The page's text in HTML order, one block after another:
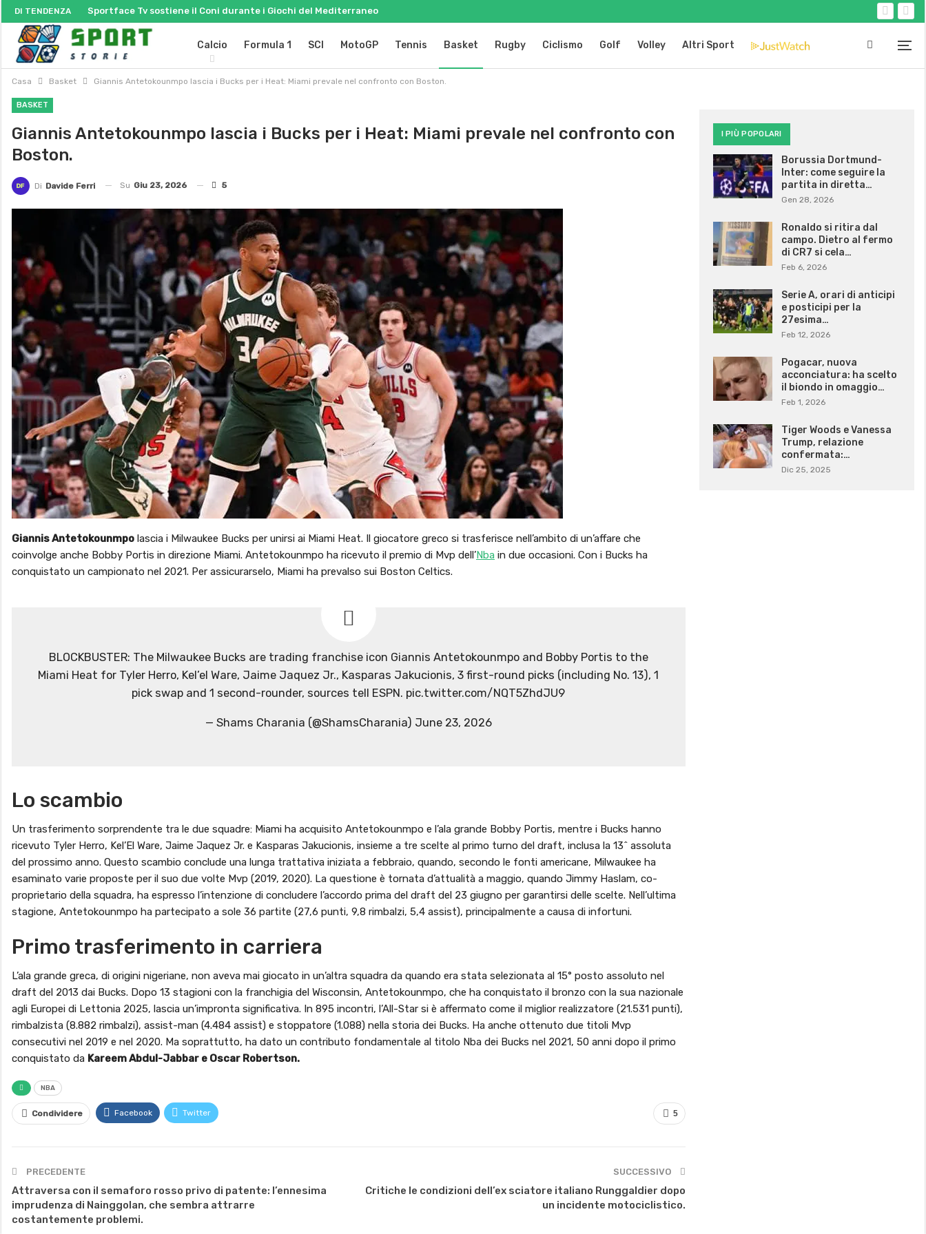
DI TENDENZA Sportface Tv sostiene il Coni durante i Giochi del Mediterraneo
Calcio Formula 1 SCI MotoGP Tennis Basket Rugby Ciclismo Golf Volley Altri Sport
Casa Basket Giannis Antetokounmpo lascia i Bucks per i Heat: Miami prevale nel confronto con Boston.
BASKET
Giannis Antetokounmpo lascia i Bucks per i Heat: Miami prevale nel confronto con
Boston.
Di Davide Ferri Su Giu 23, 2026 5
Giannis Antetokounmpo lascia i Milwaukee Bucks per unirsi ai Miami Heat. Il giocatore greco si trasferisce nell’ambito di un’affare che
coinvolge anche Bobby Portis in direzione Miami. Antetokounmpo ha ricevuto il premio di Mvp dell’Nba in due occasioni. Con i Bucks ha
conquistato un campionato nel 2021. Per assicurarselo, Miami ha prevalso sui Boston Celtics.
BLOCKBUSTER: The Milwaukee Bucks are trading franchise icon Giannis Antetokounmpo and Bobby Portis to the
Miami Heat for Tyler Herro, Kel’el Ware, Jaime Jaquez Jr., Kasparas Jakucionis, 3 first-round picks (including No. 13), 1
pick swap and 1 second-rounder, sources tell ESPN. pic.twitter.com/NQT5ZhdJU9
— Shams Charania (@ShamsCharania) June 23, 2026
Lo scambio
Un trasferimento sorprendente tra le due squadre: Miami ha acquisito Antetokounmpo e l’ala grande Bobby Portis, mentre i Bucks hanno
ricevuto Tyler Herro, Kel’El Ware, Jaime Jaquez Jr. e Kasparas Jakucionis, insieme a tre scelte al primo turno del draft, inclusa la 13^ assoluta
del prossimo anno. Questo scambio conclude una lunga trattativa iniziata a febbraio, quando, secondo le fonti americane, Milwaukee ha
esaminato varie proposte per il suo due volte Mvp (2019, 2020). La questione è tornata d’attualità a maggio, quando Jimmy Haslam, co-
proprietario della squadra, ha espresso l’intenzione di concludere l’accordo prima del draft del 23 giugno per garantirsi delle scelte. Nell’ultima
stagione, Antetokounmpo ha partecipato a sole 36 partite (27,6 punti, 9,8 rimbalzi, 5,4 assist), principalmente a causa di infortuni.
Primo trasferimento in carriera
L’ala grande greca, di origini nigeriane, non aveva mai giocato in un’altra squadra da quando era stata selezionata al 15° posto assoluto nel
draft del 2013 dai Bucks. Dopo 13 stagioni con la franchigia del Wisconsin, Antetokounmpo, che ha conquistato il bronzo con la sua nazionale
agli Europei di Lettonia 2025, lascia un’impronta significativa. In 895 incontri, l’All-Star si è affermato come il miglior realizzatore (21.531 punti),
rimbalzista (8.882 rimbalzi), assist-man (4.484 assist) e stoppatore (1.088) nella storia dei Bucks. Ha anche ottenuto due titoli Mvp
consecutivi nel 2019 e nel 2020. Ma soprattutto, ha dato un contributo fondamentale al titolo Nba dei Bucks nel 2021, 50 anni dopo il primo
conquistato da Kareem Abdul-Jabbar e Oscar Robertson.
NBA
5
Condividere Facebook Twitter
PRECEDENTE
Attraversa con il semaforo rosso privo di patente: l’ennesima
imprudenza di Nainggolan, che sembra attrarre
costantemente problemi.
SUCCESSIVO
Critiche le condizioni dell’ex sciatore italiano Runggaldier dopo
un incidente motociclistico.
I PIÙ POPOLARI
Borussia Dortmund-
Inter: come seguire la
partita in diretta…
Gen 28, 2026
Ronaldo si ritira dal
campo. Dietro al fermo
di CR7 si cela…
Feb 6, 2026
Serie A, orari di anticipi
e posticipi per la
27esima…
Feb 12, 2026
Pogacar, nuova
acconciatura: ha scelto
il biondo in omaggio…
Feb 1, 2026
Tiger Woods e Vanessa
Trump, relazione
confermata:…
Dic 25, 2025